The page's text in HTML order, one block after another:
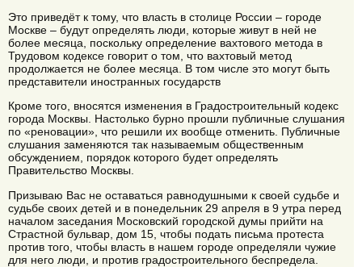
Это приведёт к тому, что власть в столице России – городе
Москве – будут определять люди, которые живут в ней не
более месяца, поскольку определение вахтового метода в
Трудовом кодексе говорит о том, что вахтовый метод
продолжается не более месяца. В том числе это могут быть
представители иностранных государств
Кроме того, вносятся изменения в Градостроительный кодекс
города Москвы. Настолько бурно прошли публичные слушания
по «реновации», что решили их вообще отменить. Публичные
слушания заменяются так называемым общественным
обсуждением, порядок которого будет определять
Правительство Москвы.
Призываю Вас не оставаться равнодушными к своей судьбе и
судьбе своих детей и в понедельник 29 апреля в 9 утра перед
началом заседания Московский городской думы прийти на
Страстной бульвар, дом 15, чтобы подать письма протеста
против того, чтобы власть в нашем городе определяли чужие
для него люди, и против градостроительного беспредела.